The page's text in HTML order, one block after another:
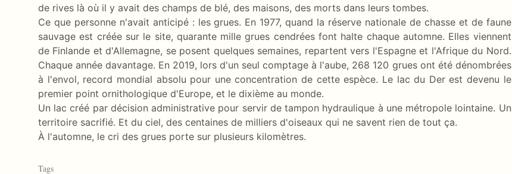
de rives là où il y avait des champs de blé, des maisons, des morts dans leurs tombes.
Ce que personne n'avait anticipé : les grues. En 1977, quand la réserve nationale de chasse et de faune
sauvage est créée sur le site, quarante mille grues cendrées font halte chaque automne. Elles viennent
de Finlande et d'Allemagne, se posent quelques semaines, repartent vers l'Espagne et l'Afrique du Nord.
Chaque année davantage. En 2019, lors d'un seul comptage à l'aube, 268 120 grues ont été dénombrées
à l'envol, record mondial absolu pour une concentration de cette espèce. Le lac du Der est devenu le
premier point ornithologique d'Europe, et le dixième au monde.
Un lac créé par décision administrative pour servir de tampon hydraulique à une métropole lointaine. Un
territoire sacrifié. Et du ciel, des centaines de milliers d'oiseaux qui ne savent rien de tout ça.
À l'automne, le cri des grues porte sur plusieurs kilomètres.
Tags